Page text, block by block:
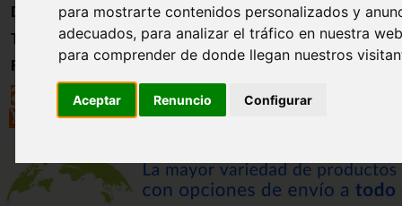
para mostrarte contenidos personalizados y
adecuados, para analizar el tráfico en nuestra
para comprender de donde llegan nuestros
Aceptar Renuncio Configurar
Directorio
Trabajo
Registro